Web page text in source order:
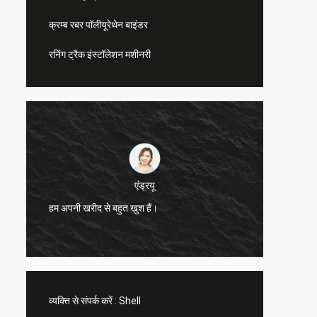
क्रम्ब रबर पॉलीयूरेथेन बाइंडर
रनिंग ट्रैक इंस्टॉलेशन मशीनरी
एंड्रयू
हम अपनी खरीद से बहुत खुश हैं।
व्यक्ति से संपर्क करें : Shell